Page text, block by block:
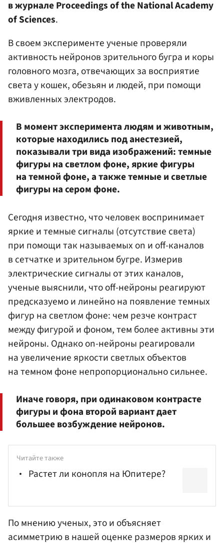
в журнале Proceedings of the National Academy
of Sciences.
В своем эксперименте ученые проверяли
активность нейронов зрительного бугра и коры
головного мозга, отвечающих за восприятие
света у кошек, обезьян и людей, при помощи
вживленных электродов.
В момент эксперимента людям и животным,
которые находились под анестезией,
показывали три вида изображений: темные
фигуры на светлом фоне, яркие фигуры
на темной фоне, а также темные и светлые
фигуры на сером фоне.
Сегодня известно, что человек воспринимает
яркие и темные сигналы (отсутствие света)
при помощи так называемых on и off-каналов
в сетчатке и зрительном бугре. Измерив
электрические сигналы от этих каналов,
ученые выяснили, что off-нейроны реагируют
предсказуемо и линейно на появление темных
фигур на светлом фоне: чем резче контраст
между фигурой и фоном, тем более активны эти
нейроны. Однако on-нейроны реагировали
на увеличение яркости светлых объектов
на темном фоне непропорционально сильнее.
Иначе говоря, при одинаковом контрасте
фигуры и фона второй вариант дает
большее возбуждение нейронов.
Читайте также
Растет ли конопля на Юпитере?
По мнению ученых, это и объясняет
асимметрию в нашей оценке размеров ярких и